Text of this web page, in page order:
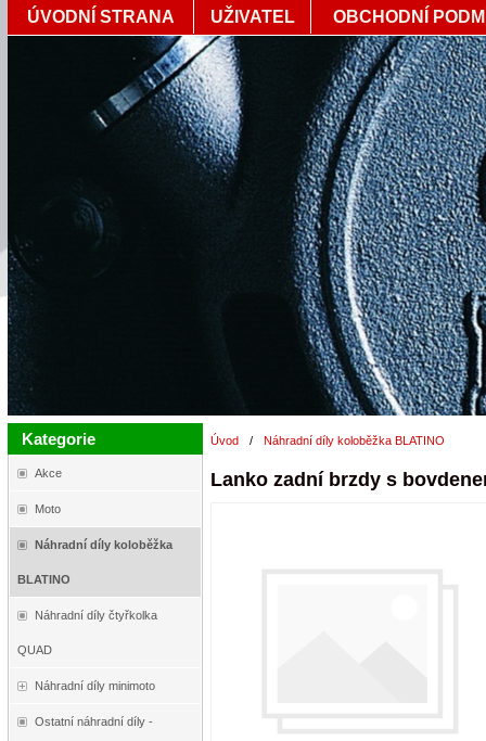
ÚVODNÍ STRANA UŽIVATEL OBCHODNÍ
Kategorie
Akce
Moto
Náhradní díly koloběžka
BLATINO
Náhradní díly čtyřkolka
QUAD
Náhradní díly minimoto
Ostatní náhradní díly -
Úvod / Náhradní díly koloběžka BLATINO
Lanko zadní brzdy s